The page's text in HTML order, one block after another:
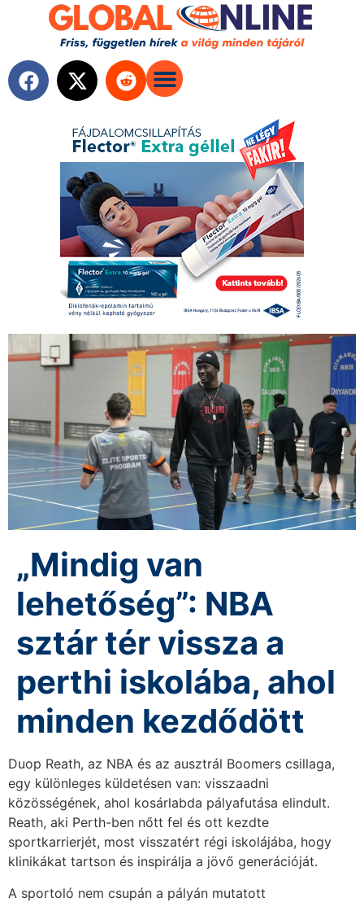
„Mindig van
lehetőség”: NBA
sztár tér vissza a
perthi iskolába, ahol
minden kezdődött
Duop Reath, az NBA és az ausztrál Boomers csillaga,
egy különleges küldetésen van: visszaadni
közösségének, ahol kosárlabda pályafutása elindult.
Reath, aki Perth-ben nőtt fel és ott kezdte
sportkarrierjét, most visszatért régi iskolájába, hogy
klinikákat tartson és inspirálja a jövő generációját.
A sportoló nem csupán a pályán mutatott